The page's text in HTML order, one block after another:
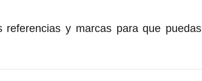
referencias y marcas para que puedas